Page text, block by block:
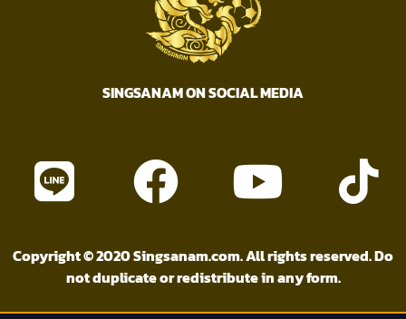
SINGSANAM ON SOCIAL MEDIA
Copyright © 2020 Singsanam.com. All rights reserved. Do
not duplicate or redistribute in any form.